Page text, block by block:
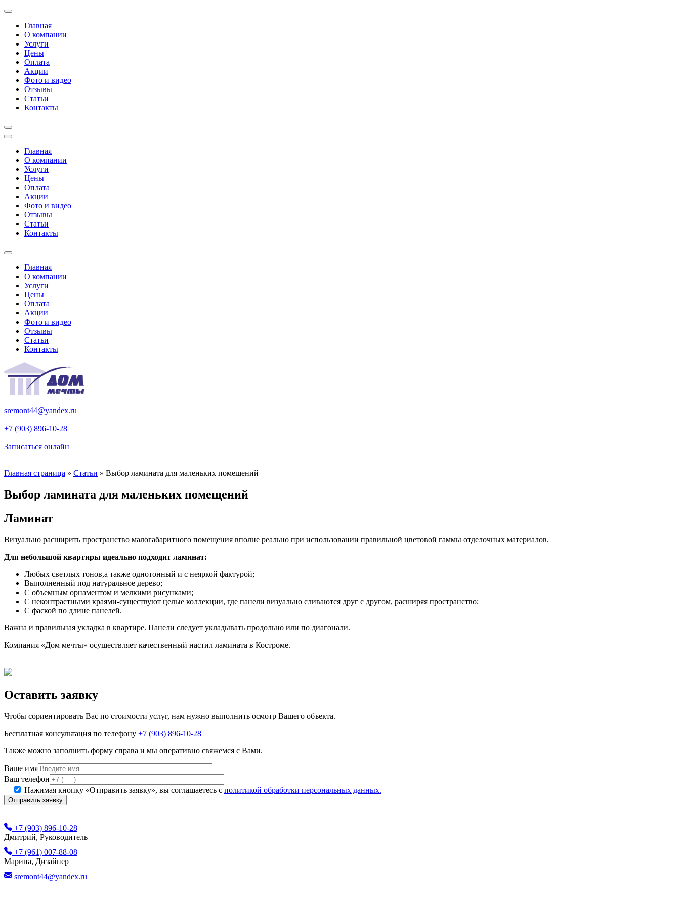
Перейти
содержимому
(нажмите
Enter)
Главная
О компании
Услуги
Цены
Оплата
Акции
Фото и видео
Отзывы
Статьи
Контакты
Главная
О компании
Услуги
Цены
Оплата
Акции
Фото и видео
Отзывы
Статьи
Контакты
Главная
О компании
Услуги
Цены
Оплата
Акции
Фото и видео
Отзывы
Статьи
Контакты
sremont44@yandex.ru
+7 (903) 896-10-28
Записаться онлайн
Главная страница » Статьи » Выбор ламината для маленьких помещений
Выбор ламината для маленьких помещений
Ламинат
Визуально расширить пространство малогабаритного помещения вполне реально при использовании правильной цветовой гаммы отделочных материалов.
Для небольшой квартиры идеально подходит ламинат:
Любых светлых тонов,а также однотонный и с неяркой фактурой;
Выполненный под натуральное дерево;
С объемным орнаментом и мелкими рисунками;
С неконтрастными краями-существуют целые коллекции, где панели визуально сливаются друг с другом, расширяя пространство;
С фаской по длине панелей.
Важна и правильная укладка в квартире. Панели следует укладывать продольно или по диагонали.
Компания «Дом мечты» осуществляет качественный настил ламината в Костроме.
Оставить заявку
Чтобы сориентировать Вас по стоимости услуг, нам нужно выполнить осмотр Вашего объекта.
Бесплатная консультация по телефону +7 (903) 896-10-28
Также можно заполнить форму справа и мы оперативно свяжемся с Вами.
Ваше имя
Ваш телефон
Нажимая кнопку «Отправить заявку», вы соглашаетесь с политикой обработки персональных данных.
+7 (903) 896-10-28
Дмитрий, Руководитель
+7 (961) 007-88-08
Марина, Дизайнер
sremont44@yandex.ru